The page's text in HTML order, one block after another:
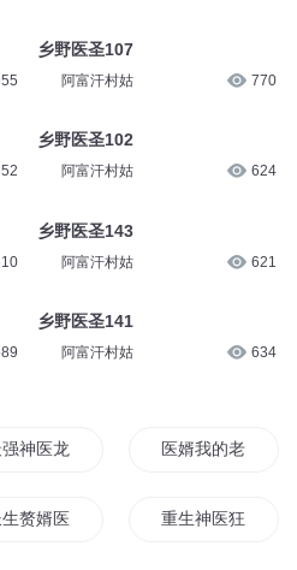
乡野医圣107
阿富汗村姑 770
乡野医圣102
阿富汗村姑 624
乡野医圣143
阿富汗村姑 621
乡野医圣141
阿富汗村姑 634
神医龙婿 医婿我的老婆是
赘婿医圣 重生神医狂婿